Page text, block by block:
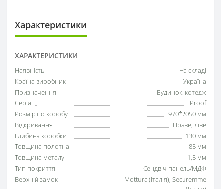
Характеристики
ХАРАКТЕРИСТИКИ
Наявність
На складі
Країна виробник
Україна
Призначення
Будинок, котедж
Серія
Proof
Розмір по коробу
970*2050 мм
Відкривання
Праве, ліве
Глибина коробки
130 мм
Товщина полотна
85 мм
Товщина металу
1,5 мм
Тип покриття
Сендвіч панель/МДФ
Верхній замок
Mottura (Італія), Securemme